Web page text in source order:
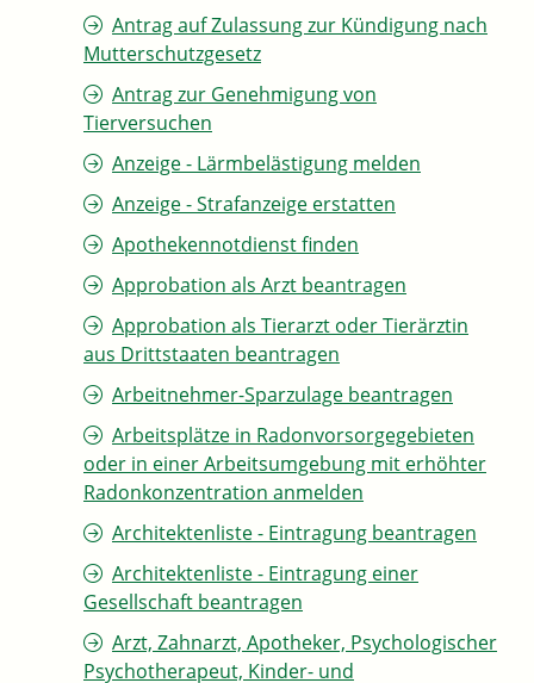
Antrag auf Zulassung zur Kündigung nach
Mutterschutzgesetz
Antrag zur Genehmigung von
Tierversuchen
Anzeige - Lärmbelästigung melden
Anzeige - Strafanzeige erstatten
Apothekennotdienst finden
Approbation als Arzt beantragen
Approbation als Tierarzt oder Tierärztin
aus Drittstaaten beantragen
Arbeitnehmer-Sparzulage beantragen
Arbeitsplätze in Radonvorsorgegebieten
oder in einer Arbeitsumgebung mit erhöhter
Radonkonzentration anmelden
Architektenliste - Eintragung beantragen
Architektenliste - Eintragung einer
Gesellschaft beantragen
Arzt, Zahnarzt, Apotheker, Psychologischer
Psychotherapeut, Kinder- und